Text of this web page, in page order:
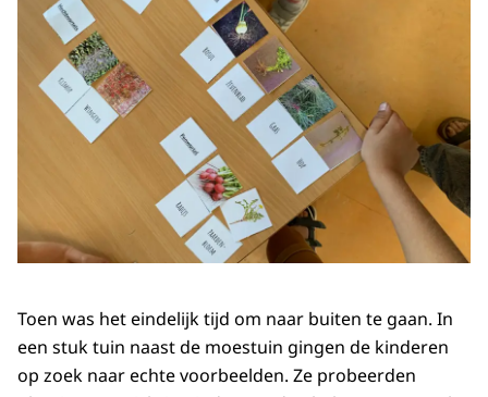
Toen was het eindelijk tijd om naar buiten te gaan. In
een stuk tuin naast de moestuin gingen de kinderen
op zoek naar echte voorbeelden. Ze probeerden